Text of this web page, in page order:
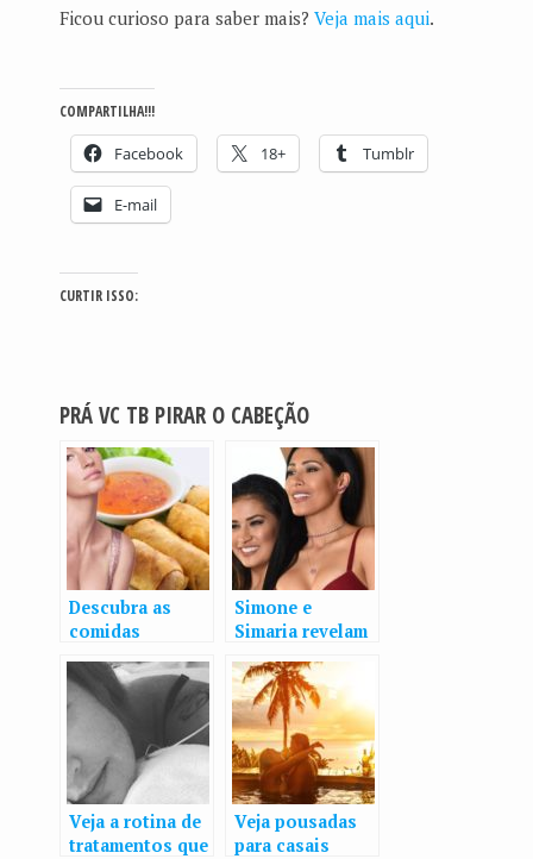
Ficou curioso para saber mais? Veja mais aqui.
COMPARTILHA!!!
Facebook 18+ Tumblr
E-mail
CURTIR ISSO:
PRÁ VC TB PIRAR O CABEÇÃO
Descubra as
comidas
celebridades
Simone e
Simaria revelam
virada e que
peça usam para
seduzir
Veja a rotina de
tratamentos que
Veja pousadas
para casais